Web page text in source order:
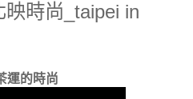
時尚_taipei in
運的時尚